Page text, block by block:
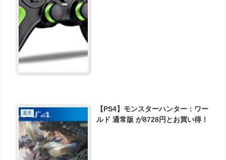
楽天
【PS4】モンスターハンター：ワー
ルド 通常版 が8728円とお買い得！